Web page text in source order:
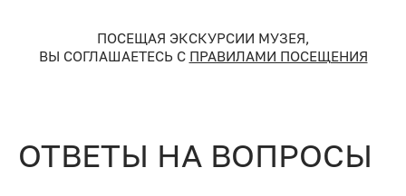
ПОСЕЩАЯ ЭКСКУРСИИ МУЗЕЯ,
ВЫ СОГЛАШАЕТЕСЬ С ПРАВИЛАМИ ПОСЕЩЕНИЯ
ОТВЕТЫ НА ВОПРОСЫ